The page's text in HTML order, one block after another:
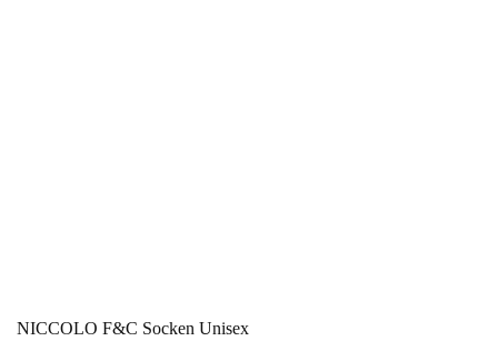
NICCOLO F&C Socken Unisex